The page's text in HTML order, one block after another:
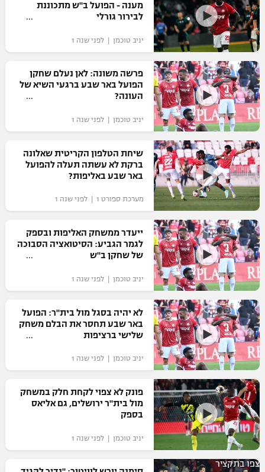
תקנון עבור פעילות ספורט 1 – "מרלן"
תנאי שימוש
מדיניות פרטיות
תקנון פעילות ספורט 1
הצטרפות לחבילת הערוצים
לוח דרושים – ג'ובנט
תגיות
המגזין
ספורט אתגרי ואקסטרים
אומנויות לחימה
גיימינג E-Sports
מענה - הפועל ב"ש מתכוננת
לבירור גורלי
יניב טוכמן | לפני שנה 1
פרשה משונה: לאן נעלם שחקן
הפועל באר שבע ברגעי השיא של
העונה?
יניב טוכמן | לפני שנה 1
שיחת הטלפון הקריטית שאלונה
ברקת לא עשתה תעלה להפועל
באר שבע באליפות?
מערכת ספורט 1 | לפני שנה 1
ייעדר ממשחק האליפות ובספק
לגמר הגביע: הסיטואציה הסבוכה
של שחקן ב"ש
יניב טוכמן | לפני שנה 1
לא יהיה בסגל מול בית"ר: הפועל
באר שבע תחסר את הבלם משחק
שלישי ברציפות
יניב טוכמן | לפני שנה 1
פונק לא צפוי לקחת חלק במשחק
מול בית"ר ירושלים, גם אליאס
בספק
יניב טוכמן | לפני שנה 1
צפו בתקציר